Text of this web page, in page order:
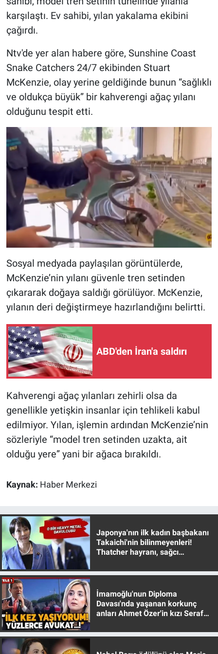
karşılaştı. Ev sahibi, yılan yakalama ekibini
çağırdı.
Ntv'de yer alan habere göre, Sunshine Coast
Snake Catchers 24/7 ekibinden Stuart
McKenzie, olay yerine geldiğinde bunun “sağlıklı
ve oldukça büyük” bir kahverengi ağaç yılanı
olduğunu tespit etti.
Sosyal medyada paylaşılan görüntülerde,
McKenzie’nin yılanı güvenle tren setinden
çıkararak doğaya saldığı görülüyor. McKenzie,
yılanın deri değiştirmeye hazırlandığını belirtti.
ABD'den İran'a saldırı
Kahverengi ağaç yılanları zehirli olsa da
genellikle yetişkin insanlar için tehlikeli kabul
edilmiyor. Yılan, işlemin ardından McKenzie’nin
sözleriyle “model tren setinden uzakta, ait
olduğu yere” yani bir ağaca bırakıldı.
Kaynak: Haber Merkezi
Japonya'nın ilk kadın başbakanı
Takaichi'nin bilinmeyenleri!
Thatcher hayranı, sağcı
İmamoğlu'nun Diploma
Davası'nda yaşanan korkunç
anları Ahmet Özer'in kızı Seraf
Gündem Özel
Günün görüntüsü
Haber
İlan
Koronavirüs
Ne demişti
Nedir
Popüler
Programlar
Sağlık
Teknoloji
Türkiye'nin Geleceği
Türkiye'nin Gündemi
Yerel Gündem
Yerel Yaşam